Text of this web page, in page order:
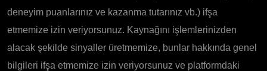
deneyim puanlarınız ve kazanma tutarınız vb.) ifşa
etmemize izin veriyorsunuz. Kaynağını işlemlerinizden
alacak şekilde sinyaller üretmemize, bunlar hakkında genel
bilgileri ifşa etmemize izin veriyorsunuz ve platformdaki